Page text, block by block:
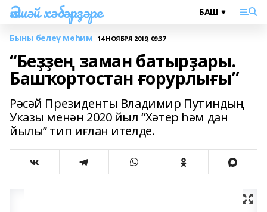
Әлшәй хәбәрҙәре
Быны белеү мөһим 14 НОЯБРЯ 2019, 09:37
“Беҙҙең заман батырҙары.
Башҡортостан ғорурлығы”
Рәсәй Президенты Владимир Путиндың
Указы менән 2020 йыл “Хәтер һәм дан
йылы” тип иғлан ителде.